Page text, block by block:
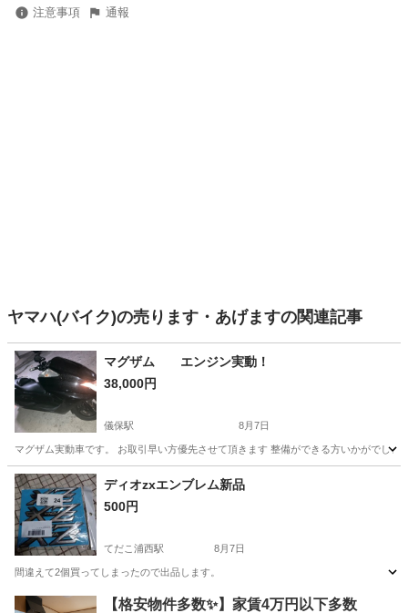
注意事項 通報
ヤマハ(バイク)の売ります・あげますの関連記事
マグザム エンジン実動！
38,000円
儀保駅 8月7日
マグザム実動車です。 お取引早い方優先させて頂きます 整備ができる方いかがでし
沖縄 那覇市 儀保駅 ヤマハ
ディオzxエンブレム新品
500円
てだこ浦西駅 8月7日
間違えて2個買ってしまったので出品します。
沖縄 宜野湾市 てだこ浦西駅 ホンダ エンブレム
【格安物件多数✨】家賃4万円以下多数